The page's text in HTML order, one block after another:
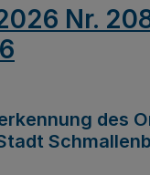
Nr.
des